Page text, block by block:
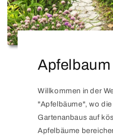
Willkommen in der
"Apfelbäume", wo
Gartenanbaus auf
Apfelbäume